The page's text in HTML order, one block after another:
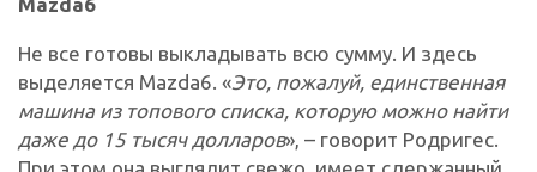
Не все готовы выкладывать всю сумму. И здесь
выделяется Mazda6. «Это, пожалуй, единственная
машина из топового списка, которую можно найти
даже до 15 тысяч долларов», – говорит Родригес.